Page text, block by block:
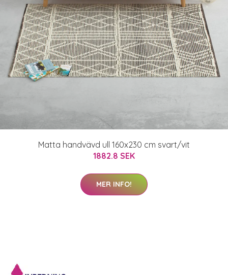
Matta handvävd ull 160x230 cm svart/vit
1882.8 SEK
MER INFO!